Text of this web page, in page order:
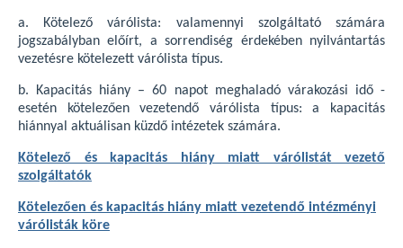
a. Kötelező várólista: valamennyi szolgáltató számára
jogszabályban előírt, a sorrendiség érdekében nyilvántartás
vezetésre kötelezett várólista típus.
b. Kapacitás hiány – 60 napot meghaladó várakozási idő -
esetén kötelezően vezetendő várólista típus: a kapacitás
hiánnyal aktuálisan küzdő intézetek számára.
Kötelező és kapacitás hiány miatt várólistát vezető
szolgáltatók
Kötelezően és kapacitás hiány miatt vezetendő intézményi
várólisták köre